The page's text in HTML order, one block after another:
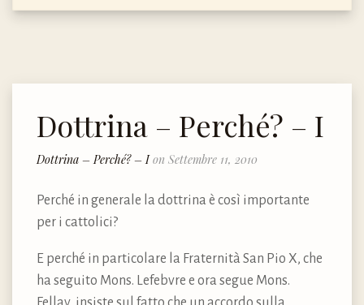
Dottrina – Perché? – I
Dottrina – Perché? – Ion Settembre 11, 2010
Perché in generale la dottrina è così importante
per i cattolici?
E perché in particolare la Fraternità San Pio X, che
ha seguito Mons. Lefebvre e ora segue Mons.